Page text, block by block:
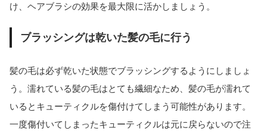
け、ヘアブラシの効果を最大限に活かしましょう。
ブラッシングは乾いた髪の毛に行う
髪の毛は必ず乾いた状態でブラッシングするようにしましょ
う。濡れている髪の毛はとても繊細なため、髪の毛が濡れて
いるとキューティクルを傷付けてしまう可能性があります。
一度傷付いてしまったキューティクルは元に戻らないので注